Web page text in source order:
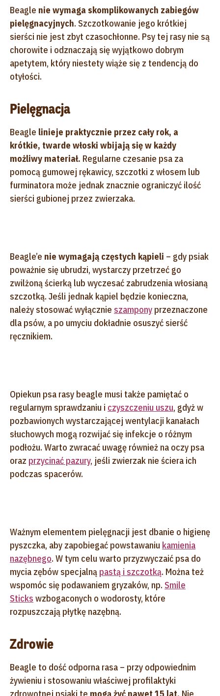
Beagle nie wymaga skomplikowanych zabiegów
pielęgnacyjnych. Szczotkowanie jego krótkiej
sierści nie jest zbyt czasochłonne. Psy tej rasy nie są
chorowite i odznaczają się wyjątkowo dobrym
apetytem, który niestety wiąże się z tendencją do
otyłości.
Pielęgnacja
Beagle linieje praktycznie przez cały rok, a
krótkie, twarde włoski wbijają się w każdy
możliwy materiał. Regularne czesanie psa za
pomocą gumowej rękawicy, szczotki z włosem lub
furminatora może jednak znacznie ograniczyć ilość
sierści gubionej przez zwierzaka.
Beagle’e nie wymagają częstych kąpieli – gdy psiak
poważnie się ubrudzi, wystarczy przetrzeć go
zwilżoną ścierką lub wyczesać zabrudzenia włosianą
szczotką. Jeśli jednak kąpiel będzie konieczna,
należy stosować wyłącznie szampony przeznaczone
dla psów, a po umyciu dokładnie osuszyć sierść
ręcznikiem.
Opiekun psa rasy beagle musi także pamiętać o
regularnym sprawdzaniu i czyszczeniu uszu, gdyż w
pozbawionych wystarczającej wentylacji kanałach
słuchowych mogą rozwijać się infekcje o różnym
podłożu. Warto zwracać uwagę również na oczy psa
oraz przycinać pazury, jeśli zwierzak nie ściera ich
podczas spacerów.
Ważnym elementem pielęgnacji jest dbanie o higienę
pyszczka, aby zapobiegać powstawaniu kamienia
nazębnego. W tym celu warto przyzwyczaić psa do
mycia zębów specjalną pastą i szczotką. Można też
wspomóc się podawaniem gryzaków, np. Smile
Sticks wzbogaconych o wodorosty, które
rozpuszczają płytkę nazębną.
Zdrowie
Beagle to dość odporna rasa – przy odpowiednim
żywieniu i stosowaniu właściwej profilaktyki
zdrowotnej psiaki te mogą żyć nawet 15 lat. Nie